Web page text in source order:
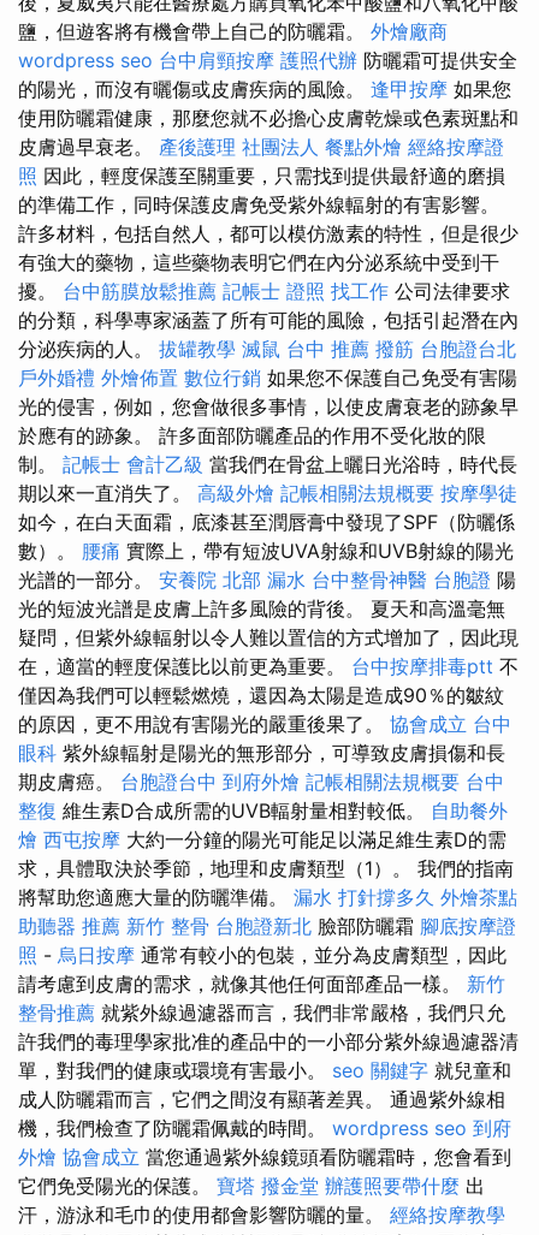
鹽，但遊客將有機會帶上自己的防曬霜。 外燴廠商
wordpress seo 台中肩頸按摩 護照代辦 防曬霜可提供安全
的陽光，而沒有曬傷或皮​​膚疾病的風險。 逢甲按摩 如果您
使用防曬霜健康，那麼您就不必擔心皮膚乾燥或色素斑點和
皮膚過早衰老。 產後護理 社團法人 餐點外燴 經絡按摩證
照 因此，輕度保護至關重要，只需找到提供最舒適的磨損
的準備工作，同時保護皮膚免受紫外線輻射的有害影響。
許多材料，包括自然人，都可以模仿激素的特性，但是很少
有強大的藥物，這些藥物表明它們在內分泌系統中受到干
擾。 台中筋膜放鬆推薦 記帳士 證照 找工作 公司法律要求
的分類，科學專家涵蓋了所有可能的風險，包括引起潛在內
分泌疾病的人。 拔罐教學 滅鼠 台中 推薦 撥筋 台胞證台北
戶外婚禮 外燴佈置 數位行銷 如果您不保護自己免受有害陽
光的侵害，例如，您會做很多事情，以使皮膚衰老的跡象早
於應有的跡象。 許多面部防曬產品的作用不受化妝的限
制。 記帳士 會計乙級 當我們在骨盆上曬日光浴時，時代長
期以來一直消失了。 高級外燴 記帳相關法規概要 按摩學徒
如今，在白天面霜，底漆甚至潤唇膏中發現了SPF（防曬係
數）。 腰痛 實際上，帶有短波UVA射線和UVB射線的陽光
光譜的一部分。 安養院 北部 漏水 台中整骨神醫 台胞證 陽
光的短波光譜是皮膚上許多風險的背後。 夏天和高溫毫無
疑問，但紫外線輻射以令人難以置信的方式增加了，因此現
在，適當的輕度保護比以前更為重要。 台中按摩排毒ptt 不
僅因為我們可以輕鬆燃燒，還因為太陽是造成90％的皺紋
的原因，更不用說有害陽光的嚴重後果了。 協會成立 台中
眼科 紫外線輻射是陽光的無形部分，可導致皮膚損傷和長
期皮膚癌。 台胞證台中 到府外燴 記帳相關法規概要 台中
整復 維生素D合成所需的UVB輻射量相對較低。 自助餐外
燴 西屯按摩 大約一分鐘的陽光可能足以滿足維生素D的需
求，具體取決於季節，地理和皮膚類型（1）。 我們的指南
將幫助您適應大量的防曬準備。 漏水 打針撐多久 外燴茶點
助聽器 推薦 新竹 整骨 台胞證新北 臉部防曬霜 腳底按摩證
照 - 烏日按摩 通常有較小的包裝，並分為皮膚類型，因此
請考慮到皮膚的需求，就像其他任何面部產品一樣。 新竹
整骨推薦 就紫外線過濾器而言，我們非常嚴格，我們只允
許我們的毒理學家批准的產品中的一小部分紫外線過濾器清
單，對我們的健康或環境有害最小。 seo 關鍵字 就兒童和
成人防曬霜而言，它們之間沒有顯著差異。 通過紫外線相
機，我們檢查了防曬霜佩戴的時間。 wordpress seo 到府
外燴 協會成立 當您通過紫外線鏡頭看防曬霜時，您會看到
它們免受陽光的保護。 寶塔 撥金堂 辦護照要帶什麼 出
汗，游泳和毛巾的使用都會影響防曬的量。 經絡按摩教學